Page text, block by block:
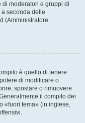
moderatori e gruppi di
a seconda delle
(Amministratore
è quello di tenere
di modificare o
spostare o rimuovere
il compito dei
«fuori tema» (in inglese,